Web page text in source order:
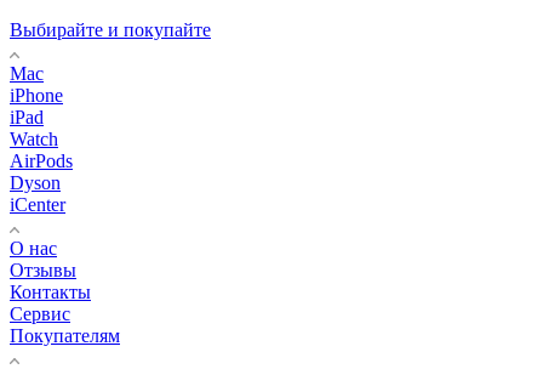
Выбирайте и покупайте
Mac
iPhone
iPad
Watch
AirPods
Dyson
iCenter
О нас
Отзывы
Контакты
Сервис
Покупателям